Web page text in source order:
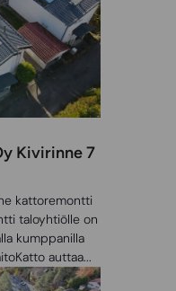
Kivirinne 7
kattoremontti
taloyhtiölle on
kumppanilla
auttaa...